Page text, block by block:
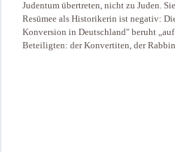
Judentum übertreten, nicht zu Juden.
Resümee als Historikerin ist negativ:
Konversion in Deutschland" beruht
Beteiligten: der Konvertiten, der